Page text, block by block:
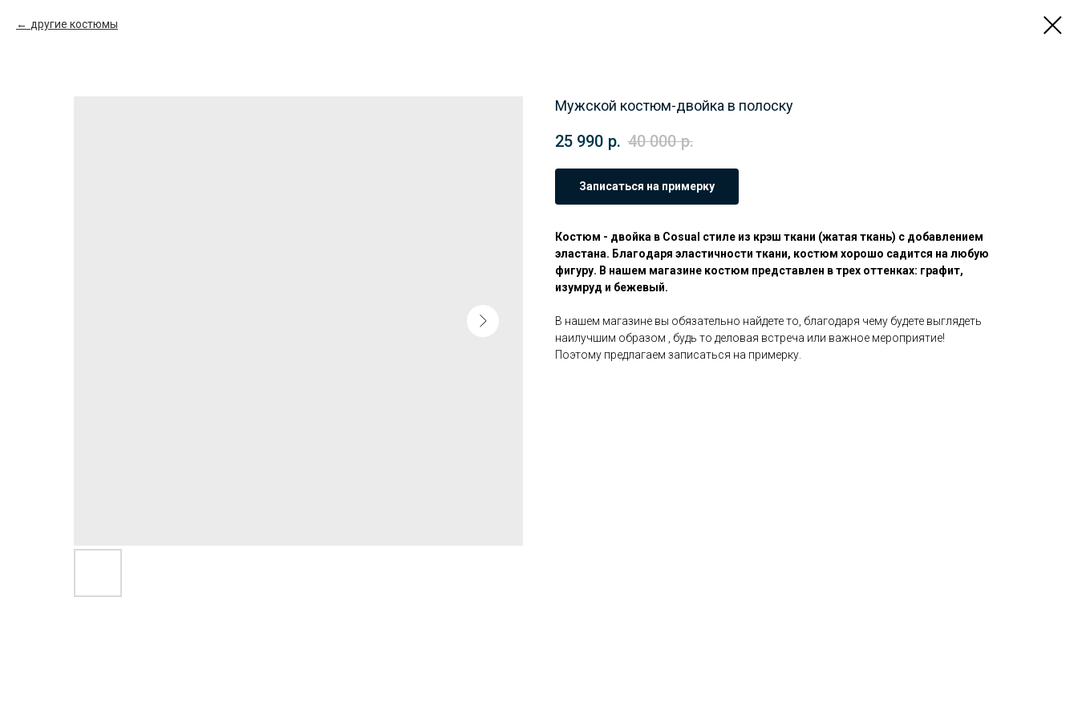
другие костюмы
Мужской костюм-двойка в полоску
25 990 р. 40 000 р.
Записаться на примерку
Костюм - двойка в Cosual стиле из крэш ткани (жатая ткань) с добавлением
эластана. Благодаря эластичности ткани, костюм хорошо садится на любую
фигуру. В нашем магазине костюм представлен в трех оттенках: графит,
изумруд и бежевый.
В нашем магазине вы обязательно найдете то, благодаря чему будете выглядеть
наилучшим образом , будь то деловая встреча или важное мероприятие!
Поэтому предлагаем записаться на примерку.